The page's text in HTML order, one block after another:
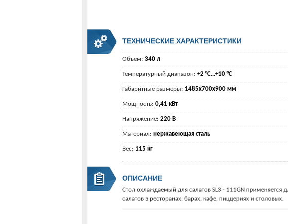
ТЕХНИЧЕСКИЕ ХАРАКТЕРИСТИКИ
Объем: 340 л
Температурный диапазон: +2 °C...+10 °C
Габаритные размеры: 1485х700х900 мм
Мощность: 0,41 кВт
Напряжение: 220 В
Материал: нержавеющая сталь
Вес: 115 кг
ОПИСАНИЕ
Стол охлаждаемый для салатов SL3 - 111GN применяется
салатов в ресторанах, барах, кафе, пиццериях и столовых.